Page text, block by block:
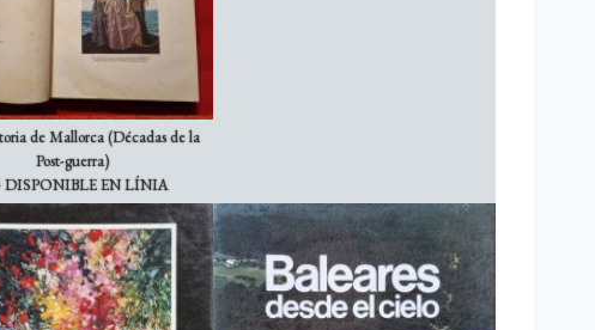
de Mallorca (Décadas de la
Post-guerra)
DISPONIBLE EN LÍNIA